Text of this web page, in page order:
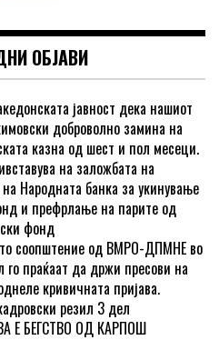
ОБЈАВИ
јавност дека нашиот
доброволно замина на
казна од шест и пол месеци.
на заложбата на
Народната банка за укинување
и префрлање на парите од
фонд
соопштение од ВМРО-ДПМНЕ во
го праќаат да држи пресови на
кривичната пријава.
резил 3 дел
Е БЕГСТВО ОД КАРПОШ